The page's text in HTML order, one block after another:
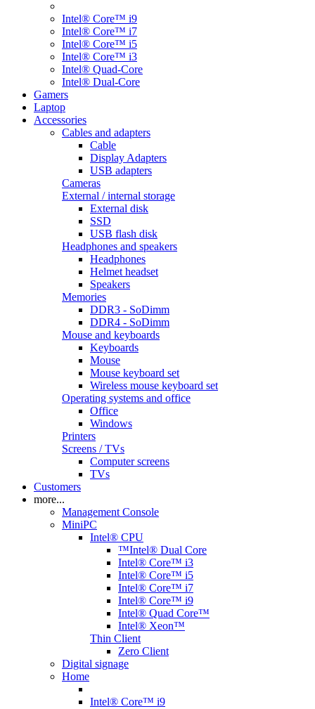
Intel® Core™ i9
Intel® Core™ i7
Intel® Core™ i5
Intel® Core™ i3
Intel® Quad-Core
Intel® Dual-Core
Gamers
Laptop
Accessories
Cables and adapters
Cable
Display Adapters
USB adapters
Cameras
External / internal storage
External disk
SSD
USB flash disk
Headphones and speakers
Headphones
Helmet headset
Speakers
Memories
DDR3 - SoDimm
DDR4 - SoDimm
Mouse and keyboards
Keyboards
Mouse
Mouse keyboard set
Wireless mouse keyboard set
Operating systems and office
Office
Windows
Printers
Screens / TVs
Computer screens
TVs
Customers
more...
Management Console
MiniPC
Intel® CPU
™Intel® Dual Core
Intel® Core™ i3
Intel® Core™ i5
Intel® Core™ i7
Intel® Core™ i9
Intel® Quad Core™
Intel® Xeon™
Thin Client
Zero Client
Digital signage
Home
Intel® Core™ i9